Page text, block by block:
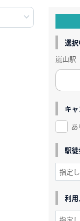
選
嵐山駅
キ
あ
駅
利